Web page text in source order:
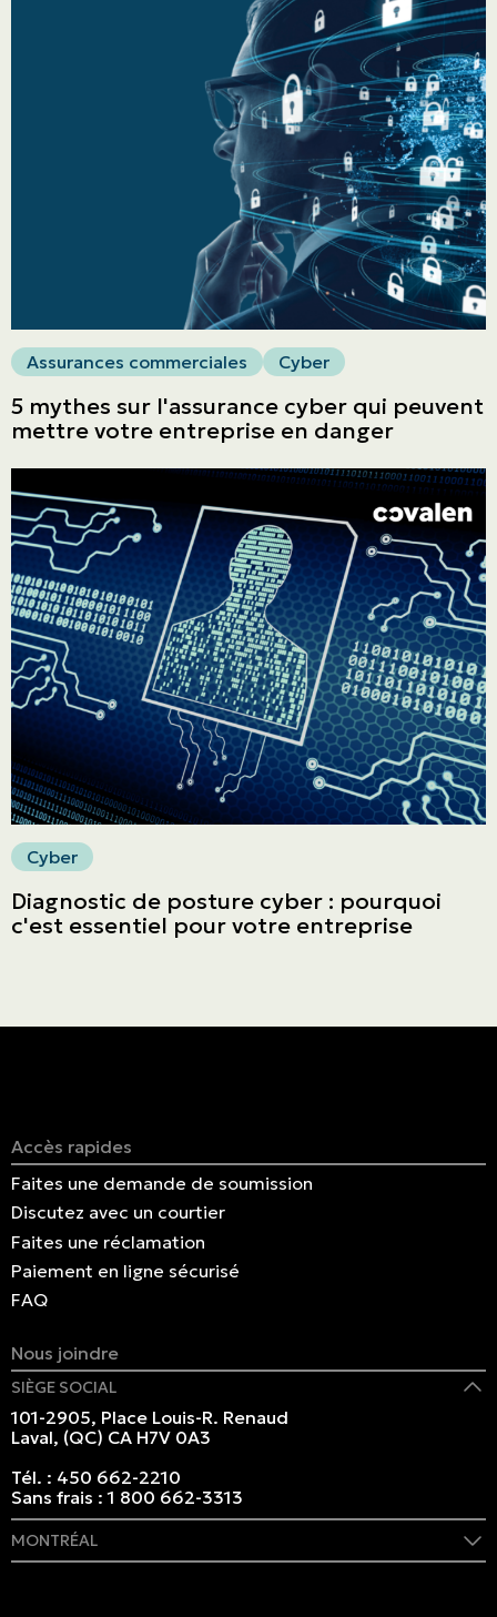
ASSURANCES
Particuliers
ASSURANCES
Entreprises
Obtenir une soumission
Urgences et réclamations
À propos
Carrière
Nous joindre
English | CA
Faites un paiement
Assurances commerciales Cyber
5 mythes sur l'assurance cyber qui peuvent
mettre votre entreprise en danger
Cyber
Diagnostic de posture cyber : pourquoi
c'est essentiel pour votre entreprise
Accès rapides
Faites une demande de soumission
Discutez avec un courtier
Faites une réclamation
Paiement en ligne sécurisé
FAQ
Nous joindre
SIÈGE SOCIAL
101-2905, Place Louis-R. Renaud
Laval, (QC) CA H7V 0A3
Tél. : 450 662-2210
Sans frais :1 800 662-3313
MONTRÉAL